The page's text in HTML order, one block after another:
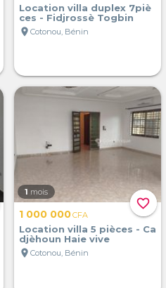
Location villa duplex 7piè
ces - Fidjrossè Togbin
location_on Cotonou, Bénin
favorite_border
1 mois
1 000 000CFA
Location villa 5 pièces - Ca
djèhoun Haie vive
location_on Cotonou, Bénin